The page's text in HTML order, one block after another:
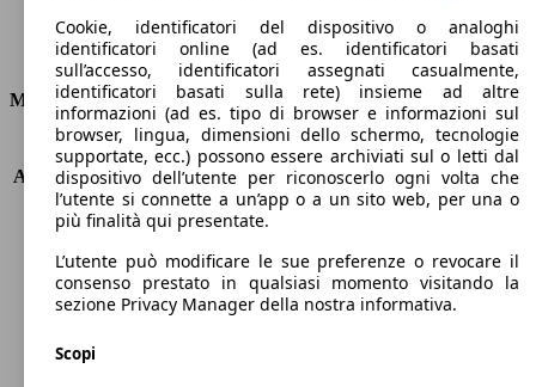
Consumi
Motore e Prestazioni
KW (PS)
110 kW (150 PS)
Accelerazione (0-100 km/h)
10.4s
Velocità massima (km/h)
208 km/h
Numero di marce
6
Coppia
340 nm
Cilindrata
1749 ccm
Carburante
Diesel
Trasmissione
Cookie, identificatori del dispositivo o analoghi
identificatori online (ad es. identificatori basati
sull’accesso, identificatori assegnati casualmente,
identificatori basati sulla rete) insieme ad altre
informazioni (ad es. tipo di browser e informazioni sul
browser, lingua, dimensioni dello schermo, tecnologie
supportate, ecc.) possono essere archiviati sul o letti dal
dispositivo dell’utente per riconoscerlo ogni volta che
l’utente si connette a un’app o a un sito web, per una o
più finalità qui presentate.
L’utente può modificare le sue preferenze o revocare il
consenso prestato in qualsiasi momento visitando la
sezione Privacy Manager della nostra informativa.
Scopi